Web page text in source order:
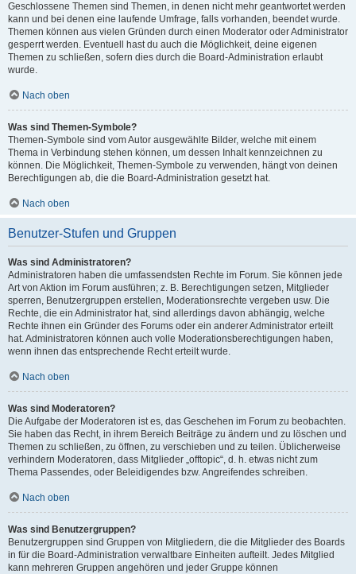
Geschlossene Themen sind Themen, in denen nicht mehr geantwortet werden
kann und bei denen eine laufende Umfrage, falls vorhanden, beendet wurde.
Themen können aus vielen Gründen durch einen Moderator oder Administrator
gesperrt werden. Eventuell hast du auch die Möglichkeit, deine eigenen
Themen zu schließen, sofern dies durch die Board-Administration erlaubt
wurde.
Nach oben
Was sind Themen-Symbole?
Themen-Symbole sind vom Autor ausgewählte Bilder, welche mit einem
Thema in Verbindung stehen können, um dessen Inhalt kennzeichnen zu
können. Die Möglichkeit, Themen-Symbole zu verwenden, hängt von deinen
Berechtigungen ab, die die Board-Administration gesetzt hat.
Nach oben
Benutzer-Stufen und Gruppen
Was sind Administratoren?
Administratoren haben die umfassendsten Rechte im Forum. Sie können jede
Art von Aktion im Forum ausführen; z. B. Berechtigungen setzen, Mitglieder
sperren, Benutzergruppen erstellen, Moderationsrechte vergeben usw. Die
Rechte, die ein Administrator hat, sind allerdings davon abhängig, welche
Rechte ihnen ein Gründer des Forums oder ein anderer Administrator erteilt
hat. Administratoren können auch volle Moderationsberechtigungen haben,
wenn ihnen das entsprechende Recht erteilt wurde.
Nach oben
Was sind Moderatoren?
Die Aufgabe der Moderatoren ist es, das Geschehen im Forum zu beobachten.
Sie haben das Recht, in ihrem Bereich Beiträge zu ändern und zu löschen und
Themen zu schließen, zu öffnen, zu verschieben und zu teilen. Üblicherweise
verhindern Moderatoren, dass Mitglieder „offtopic“, d. h. etwas nicht zum
Thema Passendes, oder Beleidigendes bzw. Angreifendes schreiben.
Nach oben
Was sind Benutzergruppen?
Benutzergruppen sind Gruppen von Mitgliedern, die die Mitglieder des Boards
in für die Board-Administration verwaltbare Einheiten aufteilt. Jedes Mitglied
kann mehreren Gruppen angehören und jeder Gruppe können